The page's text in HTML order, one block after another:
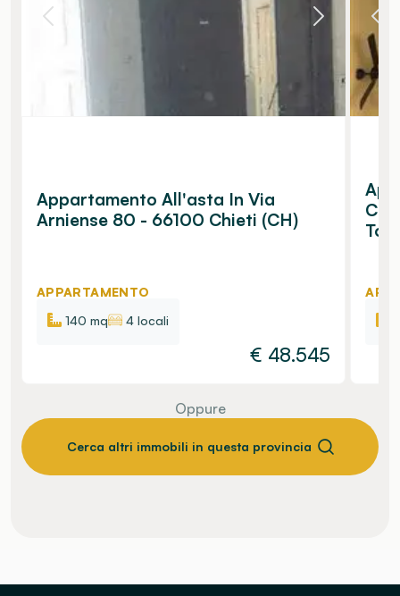
Appartamento All'asta In Via
Arniense 80 - 66100 Chieti (CH)
APPARTAMENTO
140 mq
4 locali
€ 48.545
Oppure
Cerca altri immobili in questa provincia